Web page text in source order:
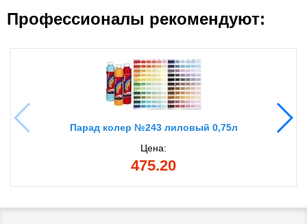
Профессионалы рекомендуют:
Парад колер №243 лиловый 0,75л
Цена:
475.20